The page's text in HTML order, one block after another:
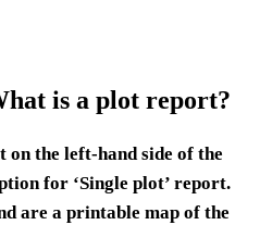
is a plot report?
on the left-hand side of the
for ‘Single plot’ report.
are a printable map of the